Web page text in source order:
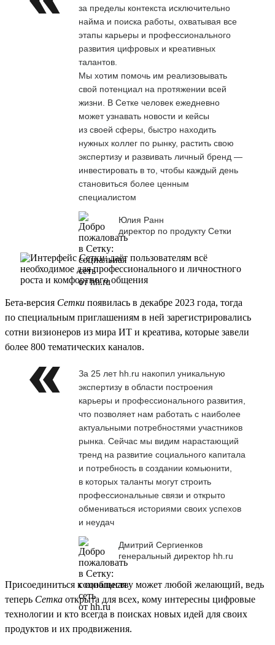
за пределы контекста исключительно
найма и поиска работы, охватывая все
этапы карьеры и профессионального
развития цифровых и креативных
талантов.
Мы хотим помочь им реализовывать
свой потенциал на протяжении всей
жизни. В Сетке человек ежедневно
может узнавать новости и кейсы
из своей сферы, быстро находить
нужных коллег по рынку, растить свою
экспертизу и развивать личный бренд —
инвестировать в то, чтобы каждый день
становиться более ценным
специалистом
Юлия Ранн
директор по продукту Сетки
Бета-версия Сетки появилась в декабре 2023 года, тогда
по специальным приглашениям в ней зарегистрировались
сотни визионеров из мира ИТ и креатива, которые завели
более 800 тематических каналов.
За 25 лет hh.ru накопил уникальную
экспертизу в области построения
карьеры и профессионального развития,
что позволяет нам работать с наиболее
актуальными потребностями участников
рынка. Сейчас мы видим нарастающий
тренд на развитие социального капитала
и потребность в создании комьюнити,
в которых таланты могут строить
профессиональные связи и открыто
обмениваться историями своих успехов
и неудач
Дмитрий Сергиенков
генеральный директор hh.ru
Присоединиться к сообществу может любой желающий, ведь
теперь Сетка открыта для всех, кому интересны цифровые
технологии и кто всегда в поисках новых идей для своих
продуктов и их продвижения.